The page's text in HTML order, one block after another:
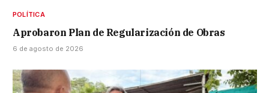
POLÍTICA
Aprobaron Plan de Regularización de Obras
6 de agosto de 2026